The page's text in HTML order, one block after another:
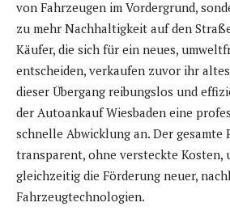
von Fahrzeugen im Vordergrund,
zu mehr Nachhaltigkeit auf den
Käufer, die sich für ein neues,
entscheiden, verkaufen zuvor ihr
dieser Übergang reibungslos und
der Autoankauf Wiesbaden eine
schnelle Abwicklung an. Der gesamte
transparent, ohne versteckte
gleichzeitig die Förderung neuer,
Fahrzeugtechnologien.